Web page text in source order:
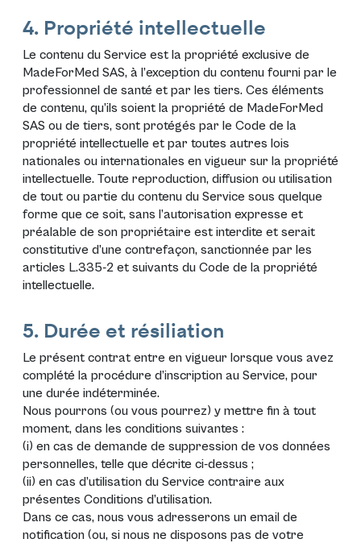
4. Propriété intellectuelle
Le contenu du Service est la propriété exclusive de
MadeForMed SAS, à l’exception du contenu fourni par le
professionnel de santé et par les tiers. Ces éléments
de contenu, qu’ils soient la propriété de MadeForMed
SAS ou de tiers, sont protégés par le Code de la
propriété intellectuelle et par toutes autres lois
nationales ou internationales en vigueur sur la propriété
intellectuelle. Toute reproduction, diffusion ou utilisation
de tout ou partie du contenu du Service sous quelque
forme que ce soit, sans l’autorisation expresse et
préalable de son propriétaire est interdite et serait
constitutive d’une contrefaçon, sanctionnée par les
articles L.335-2 et suivants du Code de la propriété
intellectuelle.
5. Durée et résiliation
Le présent contrat entre en vigueur lorsque vous avez
complété la procédure d’inscription au Service, pour
une durée indéterminée.
Nous pourrons (ou vous pourrez) y mettre fin à tout
moment, dans les conditions suivantes :
(i) en cas de demande de suppression de vos données
personnelles, telle que décrite ci-dessus ;
(ii) en cas d’utilisation du Service contraire aux
présentes Conditions d’utilisation.
Dans ce cas, nous vous adresserons un email de
notification (ou, si nous ne disposons pas de votre